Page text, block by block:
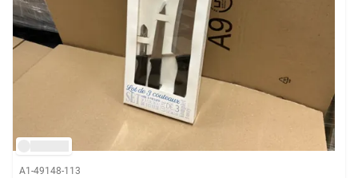
A1-49148-113